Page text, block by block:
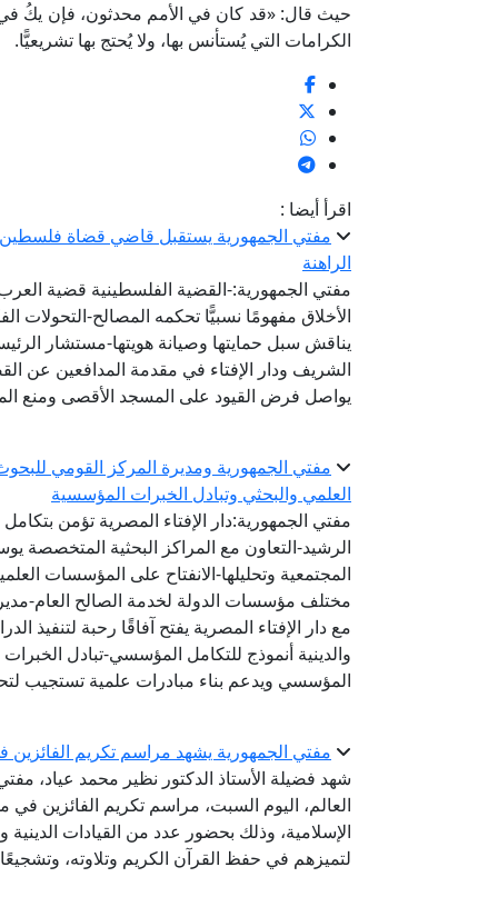
حيث قال: «قد كان في الأمم محدثون، فإن يكُ
الكرامات التي يُستأنس بها، ولا يُحتج بها تشريعيًّا.
اقرأ أيضا :
مفتي الجمهورية يستقبل قاضي قضاة فلسطين
الراهنة
مفتي الجمهورية:-القضية الفلسطينية قضية
الأخلاق مفهومًا نسبيًّا تحكمه المصالح-التحولات
يناقش سبل حمايتها وصيانة هويتها-مستشار
الشريف ودار الإفتاء في مقدمة المدافعين عن
يواصل فرض القيود على المسجد الأقصى ومنع
مفتي الجمهورية ومديرة المركز القومي
العلمي والبحثي وتبادل الخبرات المؤسسية
مفتي الجمهورية:دار الإفتاء المصرية تؤمن
الرشيد-التعاون مع المراكز البحثية المتخصصة
المجتمعية وتحليلها-الانفتاح على المؤسسات
مختلف مؤسسات الدولة لخدمة الصالح العام-
مع دار الإفتاء المصرية يفتح آفاقًا رحبة لتنفيذ
والدينية أنموذج للتكامل المؤسسي-تبادل الخبرات
المؤسسي ويدعم بناء مبادرات علمية تستجيب
مفتي الجمهورية يشهد مراسم تكريم الفائزين
شهد فضيلة الأستاذ الدكتور نظير محمد عياد،
العالم، اليوم السبت، مراسم تكريم الفائزين في
الإسلامية، وذلك بحضور عدد من القيادات
لتميزهم في حفظ القرآن الكريم وتلاوته،